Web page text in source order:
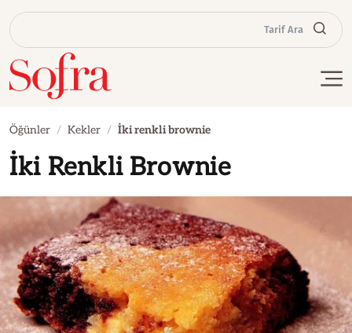
Tarif Ara
Öğünler Kekler İki renkli brownie
İki Renkli Brownie